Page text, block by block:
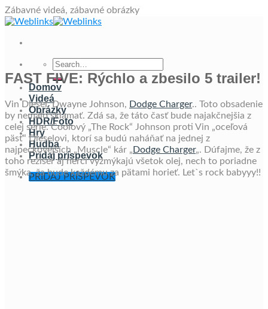
Zábavné videá, zábavné obrázkySkip
Domov
Videá
Obrázky
HDR/Foto
Hry
Hudba
Pridaj príspevok
PRIDAJ PRÍSPEVOK
FAST FIVE: Rýchlo a zbesilo 5 trailer!
Vin Diesel, Dwayne Johnson, Dodge Charger.. Toto obsadenie
by nemalo sklamať. Zdá sa, že táto časť bude najakčnejšia z
celej série. Coolový „The Rock“ Johnson proti Vin „oceľová
päsť“ Dieselovi, ktorí sa budú naháňať na jednej z
najpeckovejších „Muscle“ kár „ Dodge Charger„. Dúfajme, že z
toho režisér aj herci vyžmýkajú všetok olej, nech to poriadne
šmýka, ža bude každému za pätami horieť. Let`s rock babyyy!!